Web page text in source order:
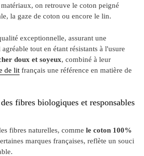
on retrouve le coton peigné
la gaze de coton ou encore le lin.
exceptionnelle, assurant une
tout en étant résistants à l'usure
doux et soyeux, combiné à leur
de lit français une référence en matière de
fibres biologiques et responsables
fibres naturelles, comme le coton 100%
marques françaises, reflète un souci